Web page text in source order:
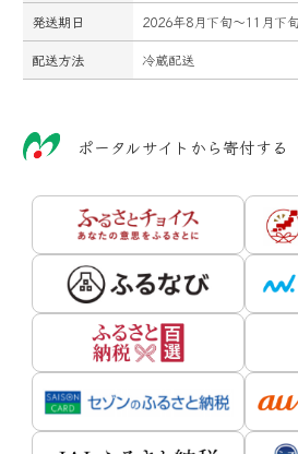
発送期日
2026年8月下旬～11月下
配送方法
冷蔵配送
ポータルサイトから寄付する